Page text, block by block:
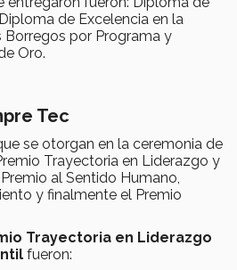
de Excelencia en la
Borregos por Programa y
Oro.
Tec
se otorgan en la ceremonia de
Trayectoria en Liderazgo y
al Sentido Humano,
y finalmente el Premio
Trayectoria en Liderazgo
fueron: